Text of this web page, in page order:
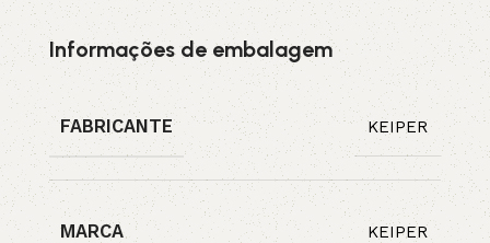
Informações de embalagem
FABRICANTE KEIPER
MARCA KEIPER